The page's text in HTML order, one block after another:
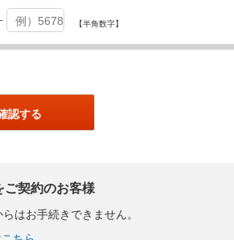
【半角数字】
認する
契約のお客様
はお手続きできません。